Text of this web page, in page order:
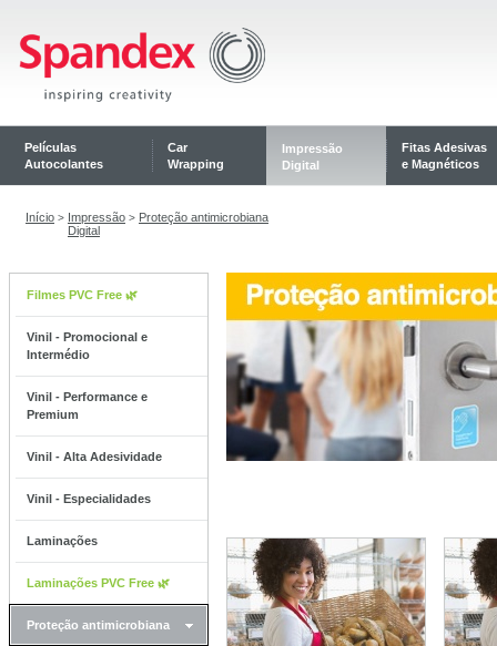
Películas
Autocolantes
Car
Wrapping
Impressão
Digital
Fitas Adesivas
e Magnéticos
Início > Impressão
Digital
> Proteção antimicrobiana
Filmes PVC Free 🌿
Vinil - Promocional e
Intermédio
Vinil - Performance e
Premium
Vinil - Alta Adesividade
Vinil - Especialidades
Laminações
Laminações PVC Free 🌿
Proteção antimicrobiana